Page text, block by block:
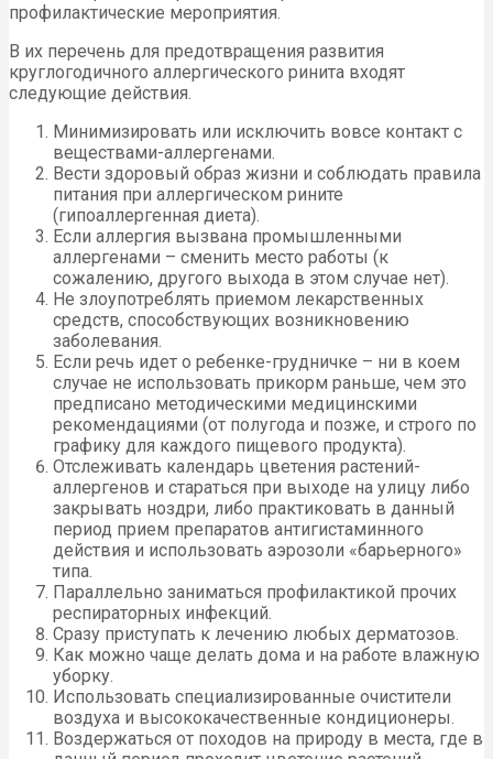
профилактические мероприятия.
В их перечень для предотвращения развития
круглогодичного аллергического ринита входят
следующие действия.
Минимизировать или исключить вовсе контакт с
веществами-аллергенами.
Вести здоровый образ жизни и соблюдать правила
питания при аллергическом рините
(гипоаллергенная диета).
Если аллергия вызвана промышленными
аллергенами – сменить место работы (к
сожалению, другого выхода в этом случае нет).
Не злоупотреблять приемом лекарственных
средств, способствующих возникновению
заболевания.
Если речь идет о ребенке-грудничке – ни в коем
случае не использовать прикорм раньше, чем это
предписано методическими медицинскими
рекомендациями (от полугода и позже, и строго по
графику для каждого пищевого продукта).
Отслеживать календарь цветения растений-
аллергенов и стараться при выходе на улицу либо
закрывать ноздри, либо практиковать в данный
период прием препаратов антигистаминного
действия и использовать аэрозоли «барьерного»
типа.
Параллельно заниматься профилактикой прочих
респираторных инфекций.
Сразу приступать к лечению любых дерматозов.
Как можно чаще делать дома и на работе влажную
уборку.
Использовать специализированные очистители
воздуха и высококачественные кондиционеры.
Воздержаться от походов на природу в места, где в